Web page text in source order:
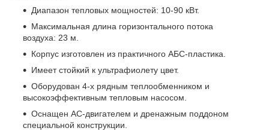
Диапазон тепловых мощностей: 10-90 кВт.
Максимальная длина горизонтального потока
воздуха: 23 м.
Корпус изготовлен из практичного АБС-пластика.
Имеет стойкий к ультрафиолету цвет.
Оборудован 4-х рядным теплообменником и
высокоэффективным тепловым насосом.
Оснащен АС-двигателем и дренажным поддоном
специальной конструкции.